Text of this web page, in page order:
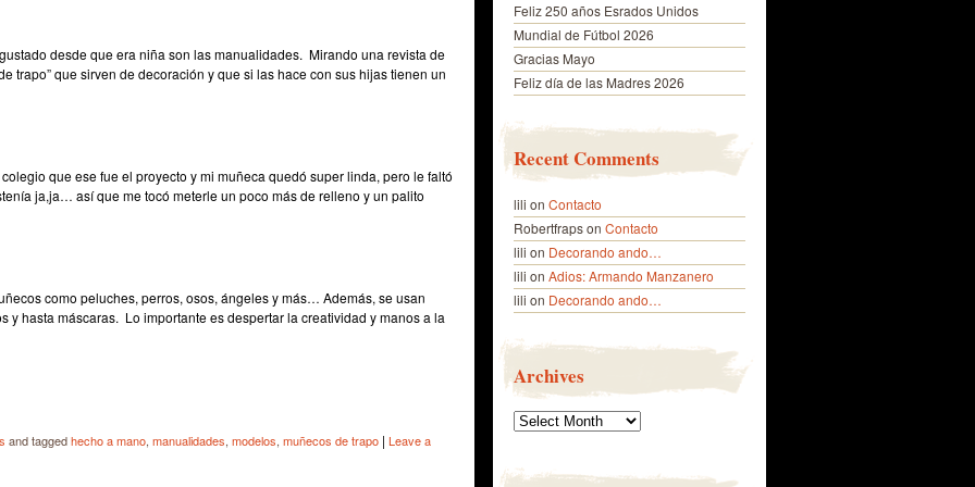
desde que era niña son las manualidades. Mirando una revista de
trapo” que sirven de decoración y que si las hace con sus hijas tienen un
que ese fue el proyecto y mi muñeca quedó super linda, pero le faltó
ja,ja… así que me tocó meterle un poco más de relleno y un palito
como peluches, perros, osos, ángeles y más… Además, se usan
y hasta máscaras. Lo importante es despertar la creatividad y manos a la
and taggedhecho a mano, manualidades, modelos, muñecos de trapo | Leave a
Feliz 250 años Esrados Unidos
Mundial de Fútbol 2026
Gracias Mayo
Feliz día de las Madres 2026
Recent Comments
lili on Contacto
Robertfrapson Contacto
lili on Decorando ando…
lili on Adios: Armando Manzanero
lili on Decorando ando…
Archives
Archives